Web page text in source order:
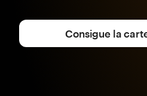
Consigue la